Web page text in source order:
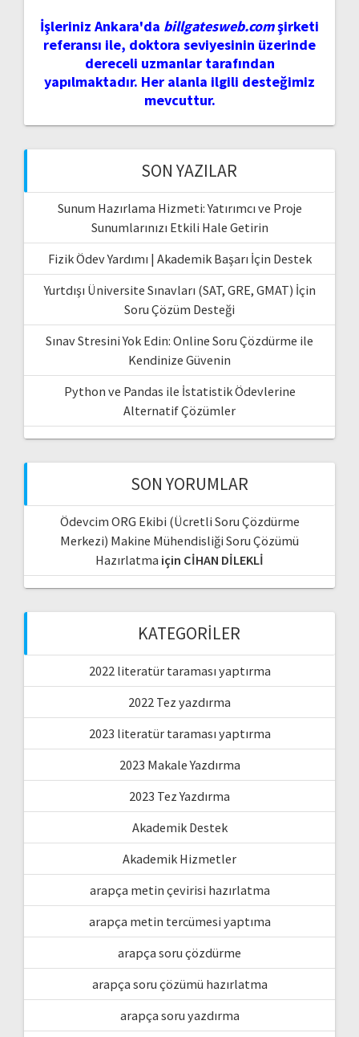
İşleriniz Ankara'da billgatesweb.comşirketi
referansı ile, doktora seviyesinin üzerinde
dereceli uzmanlar tarafından
yapılmaktadır. Her alanla ilgili desteğimiz
mevcuttur.
SON YAZILAR
Sunum Hazırlama Hizmeti: Yatırımcı ve Proje
Sunumlarınızı Etkili Hale Getirin
Fizik Ödev Yardımı | Akademik Başarı İçin Destek
Yurtdışı Üniversite Sınavları (SAT, GRE, GMAT) İçin
Soru Çözüm Desteği
Sınav Stresini Yok Edin: Online Soru Çözdürme ile
Kendinize Güvenin
Python ve Pandas ile İstatistik Ödevlerine
Alternatif Çözümler
SON YORUMLAR
Ödevcim ORG Ekibi (Ücretli Soru Çözdürme
Merkezi) Makine Mühendisliği Soru Çözümü
Hazırlatma için CİHAN DİLEKLİ
KATEGORILER
2022 literatür taraması yaptırma
2022 Tez yazdırma
2023 literatür taraması yaptırma
2023 Makale Yazdırma
2023 Tez Yazdırma
Akademik Destek
Akademik Hizmetler
arapça metin çevirisi hazırlatma
arapça metin tercümesi yaptıma
arapça soru çözdürme
arapça soru çözümü hazırlatma
arapça soru yazdırma